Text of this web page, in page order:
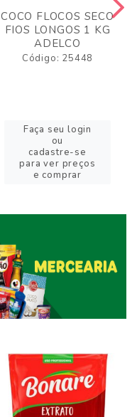
COCO FLOCOS SECO
FIOS LONGOS 1 KG
ADELCO
Código: 25448
Faça seu login
ou
cadastre-se
para ver preços
e comprar